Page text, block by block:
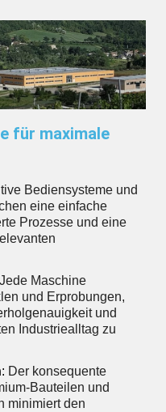
für maximale
Bediensysteme und
eine einfache
Prozesse und eine
Jede Maschine
und Erprobungen,
und
Industriealltag zu
: Der konsequente
Bauteilen und
minimiert den